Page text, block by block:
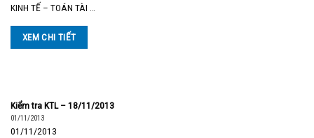
KINH TẾ – TOÁN TÀI …
XEM CHI TIẾT
Kiểm tra KTL – 18/11/2013
01/11/2013
01/11/2013